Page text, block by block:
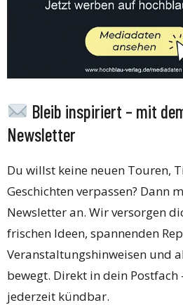
Bleib inspiriert – mit
Newsletter
Du willst keine neuen Touren,
Geschichten verpassen? Dann
Newsletter an. Wir versorgen
frischen Ideen, spannenden
Veranstaltungshinweisen und
bewegt. Direkt in dein Postfach
jederzeit kündbar.